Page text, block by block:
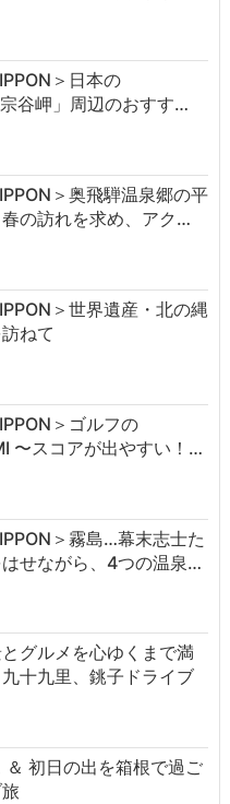
＞日本の
谷岬」周辺のおすす…
＞奥飛騨温泉郷の平
の訪れを求め、アク…
＞世界遺産・北の縄
ねて
＞ゴルフの
〜スコアが出やすい！…
＞霧島…幕末志士た
せながら、4つの温泉…
グルメを心ゆくまで満
十九里、銚子ドライブ
＆ 初日の出を箱根で過ご